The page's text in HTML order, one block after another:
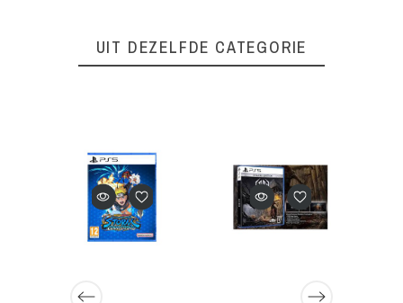
Genre Simgame
Ean13
501648813866
UIT DEZELFDE CATEGORIE